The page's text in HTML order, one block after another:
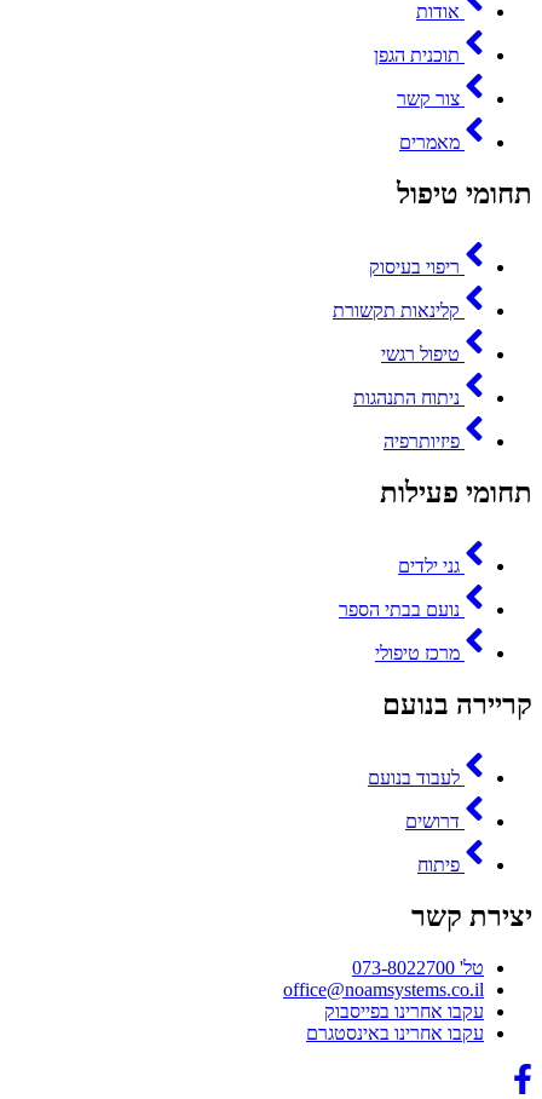
אודות
תוכנית הגפן
צור קשר
מאמרים
תחומי טיפול
ריפוי בעיסוק
קלינאות תקשורת
טיפול רגשי
ניתוח התנהגות
פיזיותרפיה
תחומי פעילות
גני ילדים
נועם בבתי הספר
מרכז טיפולי
קריירה בנועם
לעבוד בנועם
דרושים
פיתוח
יצירת קשר
טל' 073-8022700
office@noamsystems.co.il
עקבו אחרינו בפייסבוק
עקבו אחרינו באינסטגרם